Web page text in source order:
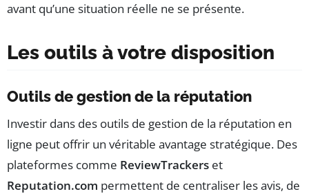
avant qu’une situation réelle ne se présente.
Les outils à votre disposition
Outils de gestion de la réputation
Investir dans des outils de gestion de la réputation en
ligne peut offrir un véritable avantage stratégique. Des
plateformes comme ReviewTrackers et
Reputation.com permettent de centraliser les avis, de